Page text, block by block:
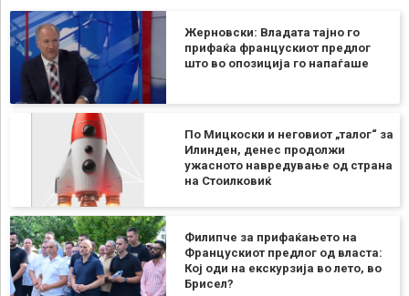
Жерновски: Владата тајно го
прифаќа францускиот предлог
што во опозиција го напаѓаше
По Мицкоски и неговиот „талог“ за
Илинден, денес продолжи
ужасното навредување од страна
на Стоилковиќ
Филипче за прифаќањето на
Францускиот предлог од власта:
Кој оди на екскурзија во лето, во
Брисел?